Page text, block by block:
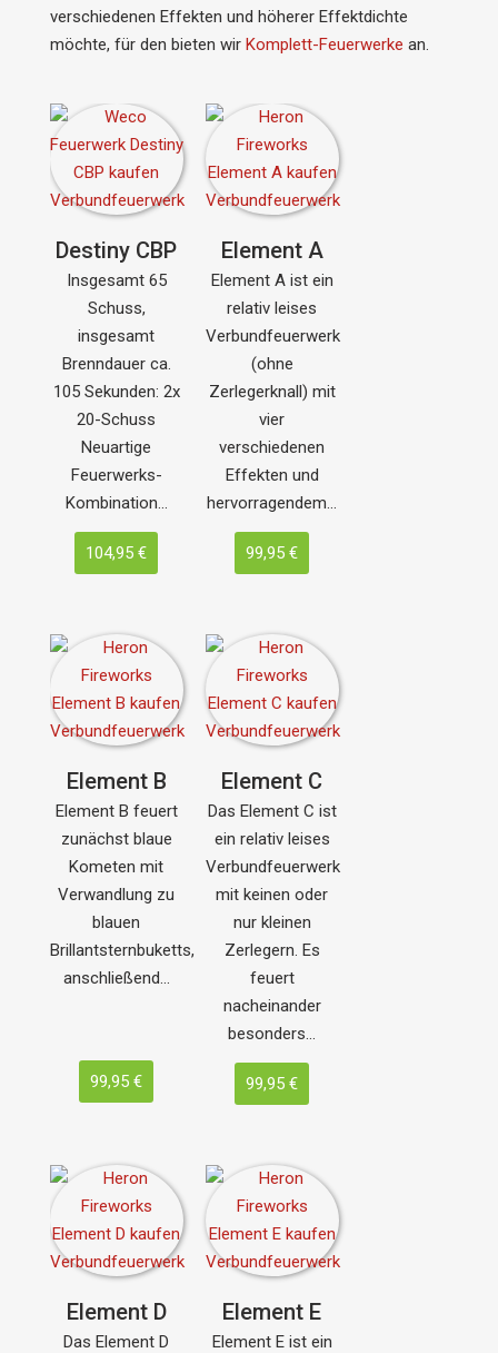
verschiedenen Effekten und höherer Effektdichte
möchte, für den bieten wir Komplett-Feuerwerke an.
Destiny CBP
Insgesamt 65
Schuss,
insgesamt
Brenndauer ca.
105 Sekunden: 2x
20-Schuss
Neuartige
Feuerwerks-
Kombination…
104,95 €
Element A
Element A ist ein
relativ leises
Verbundfeuerwerk
(ohne
Zerlegerknall) mit
vier
verschiedenen
Effekten und
hervorragendem…
99,95 €
Element B
Element B feuert
zunächst blaue
Kometen mit
Verwandlung zu
blauen
Brillantsternbuketts,
anschließend…
99,95 €
Element C
Das Element C ist
ein relativ leises
Verbundfeuerwerk
mit keinen oder
nur kleinen
Zerlegern. Es
feuert
nacheinander
besonders…
99,95 €
Element D
Das Element D
Element E
Element E ist ein